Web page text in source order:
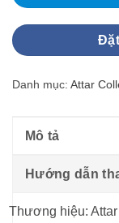
Danh mục: Attar
Mô tả
Hướng dẫn
Thương hiệu: Attar